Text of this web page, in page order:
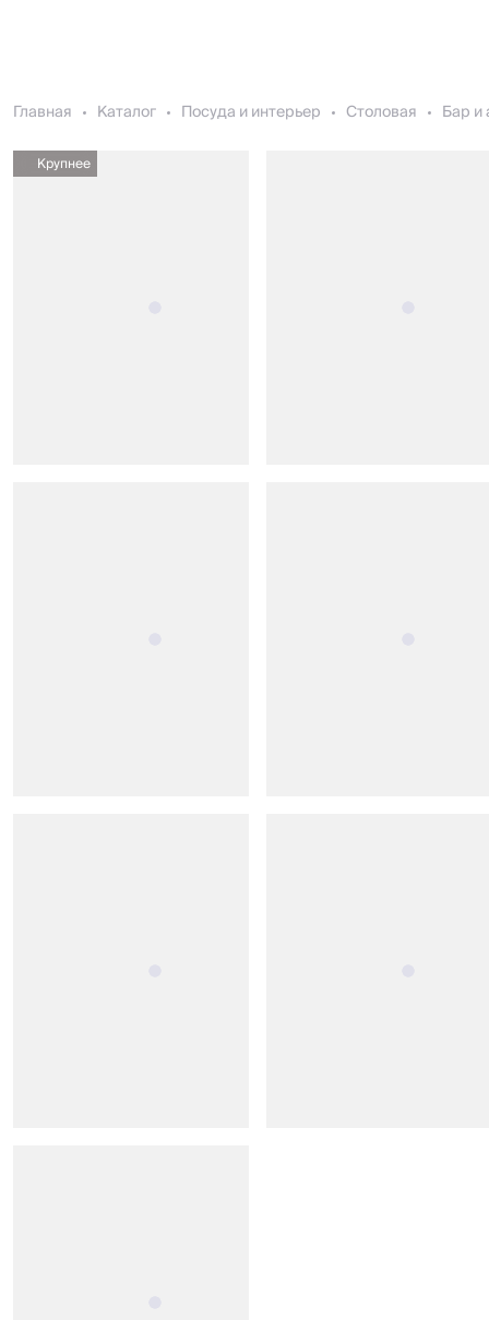
Главная Каталог Посуда и интерьер Столовая Бар и
Крупнее